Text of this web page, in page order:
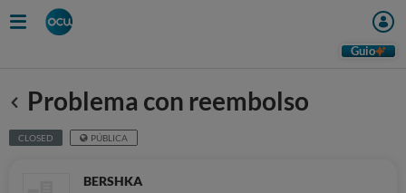
Guio
Anterior
Problema con reembolso
CLOSED PÚBLICA
BERSHKA